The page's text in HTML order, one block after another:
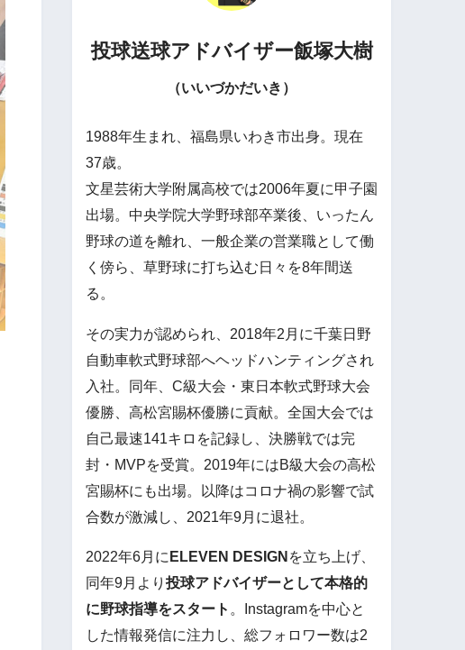
投球送球アドバイザー飯塚大樹
（いいづかだいき）
1988年生まれ、福島県いわき市出身。現在
37歳。
文星芸術大学附属高校では2006年夏に甲子園
出場。中央学院大学野球部卒業後、いったん
野球の道を離れ、一般企業の営業職として働
く傍ら、草野球に打ち込む日々を8年間送
る。
その実力が認められ、2018年2月に千葉日野
自動車軟式野球部へヘッドハンティングされ
入社。同年、C級大会・東日本軟式野球大会
優勝、高松宮賜杯優勝に貢献。全国大会では
自己最速141キロを記録し、決勝戦では完
封・MVPを受賞。2019年にはB級大会の高松
宮賜杯にも出場。以降はコロナ禍の影響で試
合数が激減し、2021年9月に退社。
2022年6月に ELEVEN DESIGN を立ち上げ、
同年9月より 投球アドバイザーとして本格的
に野球指導をスタート 。Instagramを中心と
した情報発信に注力し、総フォロワー数は2